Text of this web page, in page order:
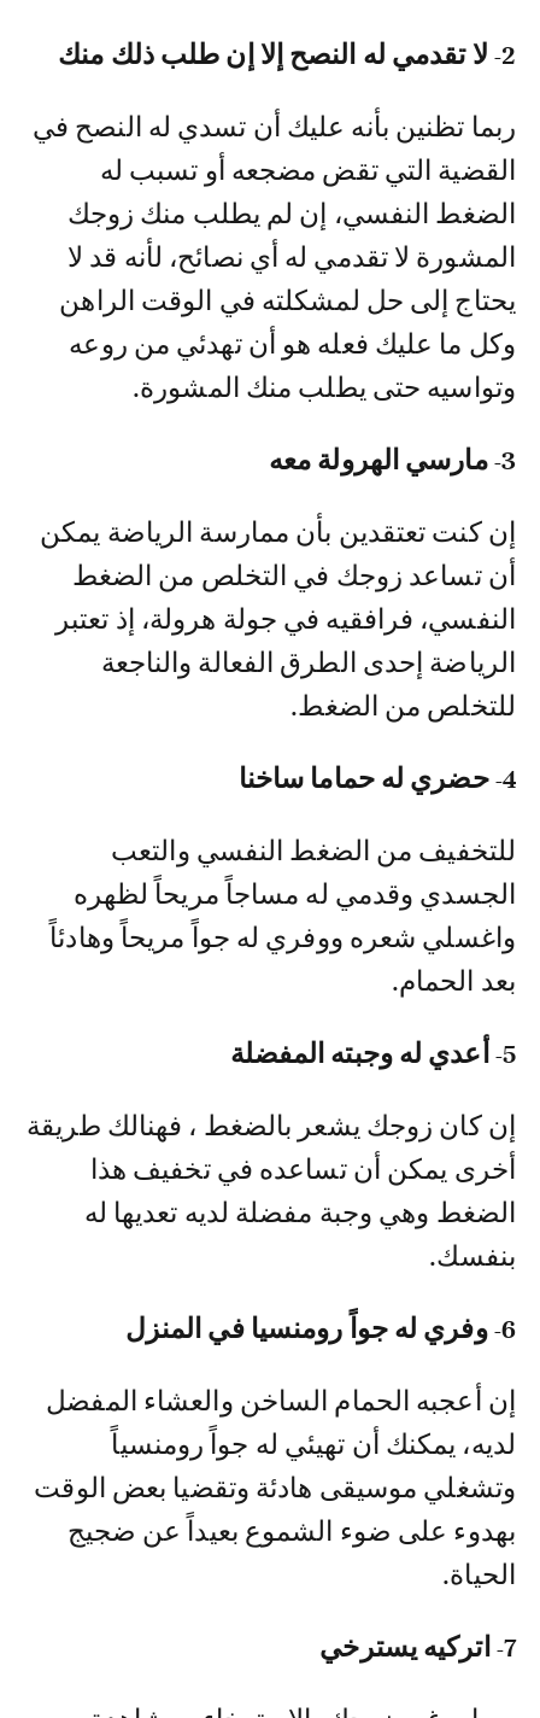
2- لا تقدمي له النصح إلا إن طلب ذلك منك
ربما تظنين بأنه عليك أن تسدي له النصح في
القضية التي تقض مضجعه أو تسبب له
الضغط النفسي، إن لم يطلب منك زوجك
المشورة لا تقدمي له أي نصائح، لأنه قد لا
يحتاج إلى حل لمشكلته في الوقت الراهن
وكل ما عليك فعله هو أن تهدئي من روعه
وتواسيه حتى يطلب منك المشورة.
3- مارسي الهرولة معه
إن كنت تعتقدين بأن ممارسة الرياضة يمكن
أن تساعد زوجك في التخلص من الضغط
النفسي، فرافقيه في جولة هرولة، إذ تعتبر
الرياضة إحدى الطرق الفعالة والناجعة
للتخلص من الضغط.
4- حضري له حماما ساخنا
للتخفيف من الضغط النفسي والتعب
الجسدي وقدمي له مساجاً مريحاً لظهره
واغسلي شعره ووفري له جواً مريحاً وهادئاً
بعد الحمام.
5- أعدي له وجبته المفضلة
إن كان زوجك يشعر بالضغط ، فهنالك طريقة
أخرى يمكن أن تساعده في تخفيف هذا
الضغط وهي وجبة مفضلة لديه تعديها له
بنفسك.
6- وفري له جواً رومنسيا في المنزل
إن أعجبه الحمام الساخن والعشاء المفضل
لديه، يمكنك أن تهيئي له جواً رومنسياً
وتشغلي موسيقى هادئة وتقضيا بعض الوقت
بهدوء على ضوء الشموع بعيداً عن ضجيج
الحياة.
7- اتركيه يسترخي